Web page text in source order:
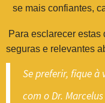
se mais confiantes,
Para esclarecer estas
seguras e relevantes
Se preferir, fique
com o Dr.